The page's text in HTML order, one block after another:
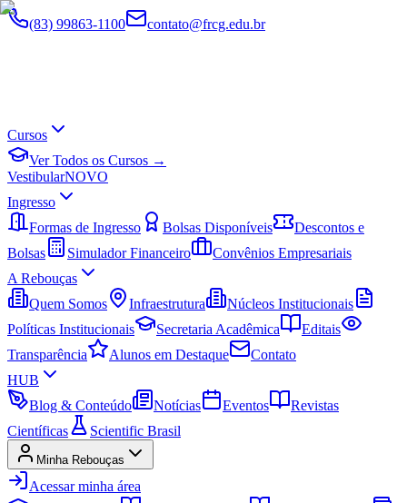
(83) 99863-1100 contato@frcg.edu.br
Cursos
Ver Todos os Cursos →
VestibularNOVO
Ingresso
Formas de Ingresso
Bolsas Disponíveis
Descontos e
Bolsas
Simulador Financeiro
Convênios Empresariais
A Rebouças
Quem Somos
Infraestrutura
Núcleos Institucionais
Políticas Institucionais
Secretaria Acadêmica
Editais
Transparência
Alunos em Destaque
Contato
HUB
Blog & Conteúdo
Notícias Eventos
Revistas
Científicas
Scientific Brasil
Minha Rebouças
Acessar minha área